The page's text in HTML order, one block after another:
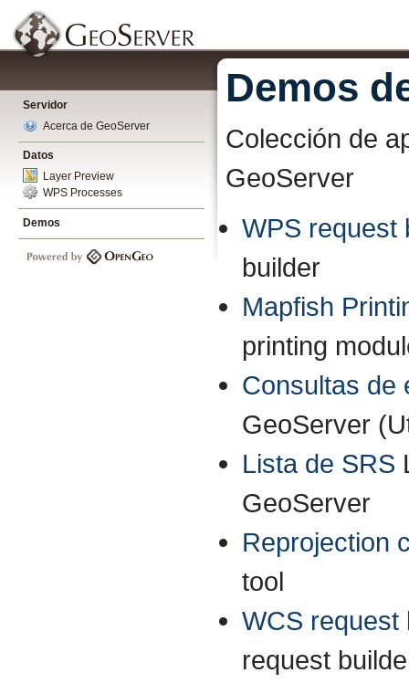
Servidor
Acerca de GeoServer
Datos
Layer Preview
WPS Processes
Demos
Demos
Colección de
GeoServer
WPS request
builder
Mapfish
printing
Consultas de
GeoServer
Lista de SRS
GeoServer
Reprojection
tool
WCS request
request